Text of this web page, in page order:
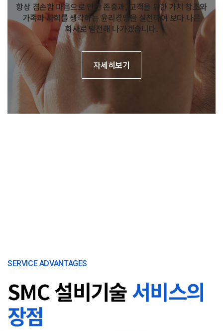
항상 겸손함 마음으로 인간 존중과, 고객을 위한 가치 창조와
가족과 사회를 생각하는윤리경영을 실천하여 보다 나은
회사로 발전해 나가겠습니다.
자세히보기
SERVICE ADVANTAGES
SMC 설비기술서비스의
장점